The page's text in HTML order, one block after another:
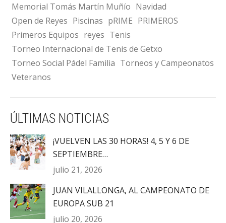
Memorial Tomás Martín Muñío Navidad
Open de Reyes Piscinas pRIME PRIMEROS
Primeros Equipos reyes Tenis
Torneo Internacional de Tenis de Getxo
Torneo Social Pádel Familia Torneos y Campeonatos
Veteranos
ÚLTIMAS NOTICIAS
¡VUELVEN LAS 30 HORAS! 4, 5 Y 6 DE
SEPTIEMBRE…
julio 21, 2026
JUAN VILALLONGA, AL CAMPEONATO DE
EUROPA SUB 21
julio 20, 2026